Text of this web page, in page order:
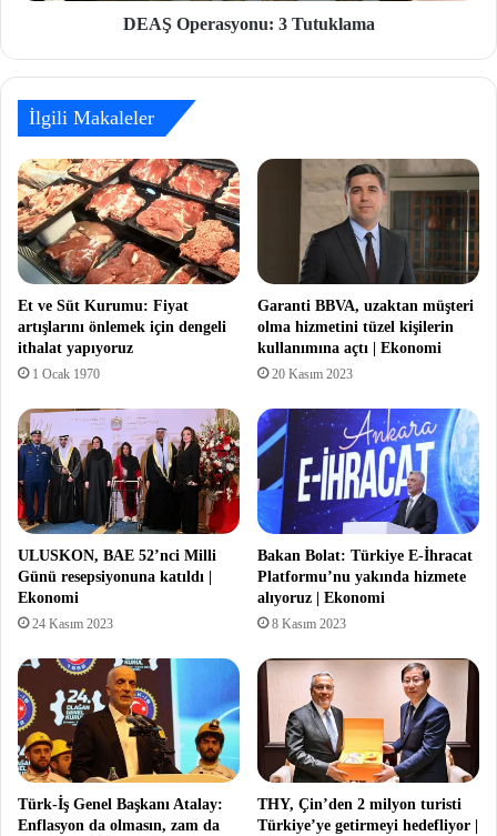
DEAŞ Operasyonu: 3 Tutuklama
İlgili Makaleler
Et ve Süt Kurumu: Fiyat
artışlarını önlemek için dengeli
ithalat yapıyoruz
1 Ocak 1970
Garanti BBVA, uzaktan müşteri
olma hizmetini tüzel kişilerin
kullanımına açtı | Ekonomi
20 Kasım 2023
ULUSKON, BAE 52’nci Milli
Günü resepsiyonuna katıldı |
Ekonomi
24 Kasım 2023
Bakan Bolat: Türkiye E-İhracat
Platformu’nu yakında hizmete
alıyoruz | Ekonomi
8 Kasım 2023
Türk-İş Genel Başkanı Atalay:
Enflasyon da olmasın, zam da
THY, Çin’den 2 milyon turisti
Türkiye’ye getirmeyi hedefliyor |